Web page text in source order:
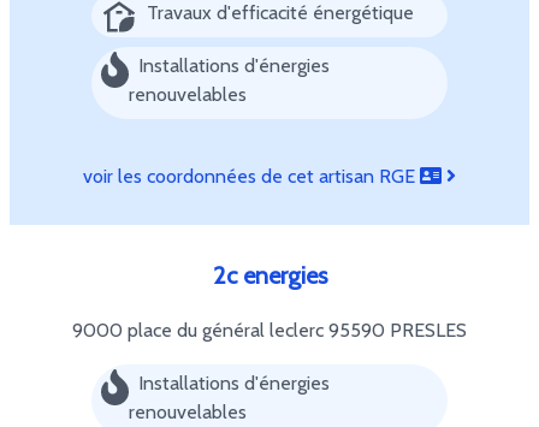
Travaux d'efficacité énergétique
Installations d'énergies
renouvelables
voir les coordonnées de cet artisan RGE
2c energies
9000 place du général leclerc 95590 PRESLES
Installations d'énergies
renouvelables